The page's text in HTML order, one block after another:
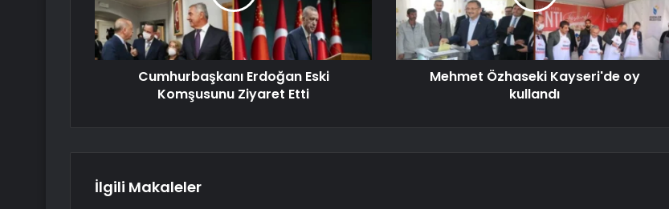
Cumhurbaşkanı Erdoğan Eski
Komşusunu Ziyaret Etti
Mehmet Özhaseki Kayseri'de oy
kullandı
İlgili Makaleler